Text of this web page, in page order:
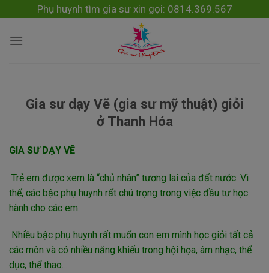
to
content
Phụ huynh tìm gia sư xin gọi: 0814.369.567
Gia sư dạy Vẽ (gia sư mỹ thuật) giỏi
ở Thanh Hóa
GIA SƯ DẠY VẼ
Trẻ em được xem là “chủ nhân” tương lai của đất nước. Vì
thế, các bậc phụ huynh rất chú trọng trong việc đầu tư học
hành cho các em.
Nhiều bậc phụ huynh rất muốn con em mình học giỏi tất cả
các môn và có nhiều năng khiếu trong hội họa, âm nhạc, thể
dục, thể thao…
modal-check